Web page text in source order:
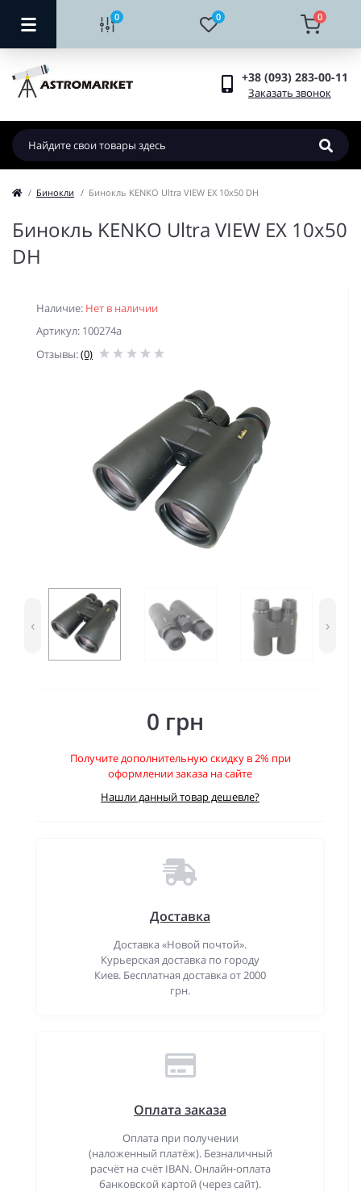
0 0 0
+38 (093) 283-00-11
Заказать звонок
Бинокли Бинокль KENKO Ultra VIEW EX 10x50 DH
Бинокль KENKO Ultra VIEW EX 10x50
DH
Наличие: Нет в наличии
Артикул: 100274a
Отзывы:(0)
‹ ›
0 грн
Получите дополнительную скидку в 2% при
оформлении заказа на сайте
Нашли данный товар дешевле?
Доставка
Доставка «Новой почтой».
Курьерская доставка по городу
Киев. Бесплатная доставка от 2000
грн.
Оплата заказа
Оплата при получении
(наложенный платёж). Безналичный
расчёт на счёт IBAN. Онлайн-оплата
банковской картой (через сайт).